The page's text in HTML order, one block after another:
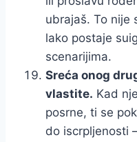
ubrajaš. To nije
lako postaje
scenarijima.
Sreća onog
vlastite. Kad
posrne, ti se
do iscrpljenosti